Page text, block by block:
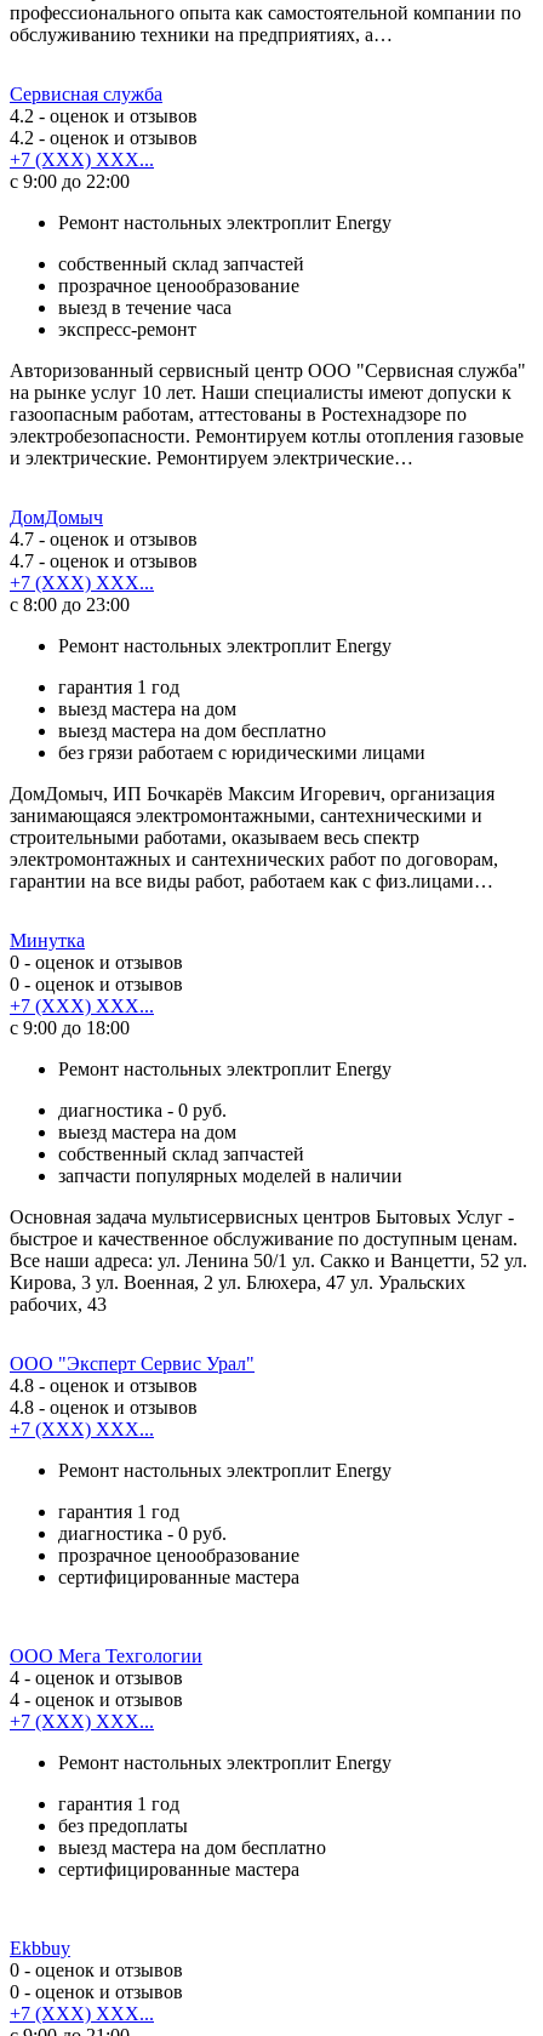
профессионального опыта как самостоятельной компании по
обслуживанию техники на предприятиях, а…
Сервисная служба
4.2 - оценок и отзывов
4.2 - оценок и отзывов
+7 (XXX) XXX...
с 9:00 до 22:00
Ремонт настольных электроплит Energy
собственный склад запчастей
прозрачное ценообразование
выезд в течение часа
экспресс-ремонт
Авторизованный сервисный центр ООО "Сервисная служба"
на рынке услуг 10 лет. Наши специалисты имеют допуски к
газоопасным работам, аттестованы в Ростехнадзоре по
электробезопасности. Ремонтируем котлы отопления газовые
и электрические. Ремонтируем электрические…
ДомДомыч
4.7 - оценок и отзывов
4.7 - оценок и отзывов
+7 (XXX) XXX...
с 8:00 до 23:00
Ремонт настольных электроплит Energy
гарантия 1 год
выезд мастера на дом
выезд мастера на дом бесплатно
без грязи работаем с юридическими лицами
ДомДомыч, ИП Бочкарёв Максим Игоревич, организация
занимающаяся электромонтажными, сантехническими и
строительными работами, оказываем весь спектр
электромонтажных и сантехнических работ по договорам,
гарантии на все виды работ, работаем как с физ.лицами…
Минутка
0 - оценок и отзывов
0 - оценок и отзывов
+7 (XXX) XXX...
с 9:00 до 18:00
Ремонт настольных электроплит Energy
диагностика - 0 руб.
выезд мастера на дом
собственный склад запчастей
запчасти популярных моделей в наличии
Основная задача мультисервисных центров Бытовых Услуг -
быстрое и качественное обслуживание по доступным ценам.
Все наши адреса: ул. Ленина 50/1 ул. Сакко и Ванцетти, 52 ул.
Кирова, 3 ул. Военная, 2 ул. Блюхера, 47 ул. Уральских
рабочих, 43
ООО "Эксперт Сервис Урал"
4.8 - оценок и отзывов
4.8 - оценок и отзывов
+7 (XXX) XXX...
Ремонт настольных электроплит Energy
гарантия 1 год
диагностика - 0 руб.
прозрачное ценообразование
сертифицированные мастера
ООО Мега Техгологии
4 - оценок и отзывов
4 - оценок и отзывов
+7 (XXX) XXX...
Ремонт настольных электроплит Energy
гарантия 1 год
без предоплаты
выезд мастера на дом бесплатно
сертифицированные мастера
Ekbbuy
0 - оценок и отзывов
0 - оценок и отзывов
+7 (XXX) XXX...